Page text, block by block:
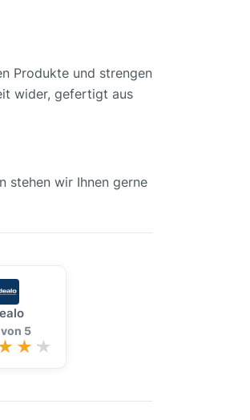
Produkte und strengen
wider, gefertigt aus
stehen wir Ihnen gerne
5